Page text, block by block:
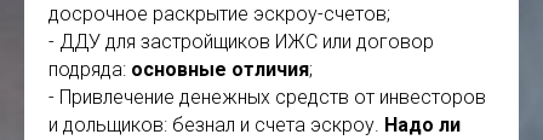
досрочное раскрытие эскроу-счетов;
- ДДУ для застройщиков ИЖС или договор
подряда: основные отличия;
- Привлечение денежных средств от инвесторов
и дольщиков: безнал и счета эскроу. Надо ли